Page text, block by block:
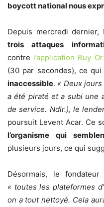
boycott national nous
Depuis mercredi
trois attaques
contre l’application Buy
(30 par secondes), ce
inaccessible. « Deux jours
a été piraté et a subi une
de service. Ndlr.), le
poursuit Levent Acar. Ce
l’organisme qui
plusieurs jours, ce qui
Désormais, le
« toutes les plateformes
on a tout nettoyé. Cela